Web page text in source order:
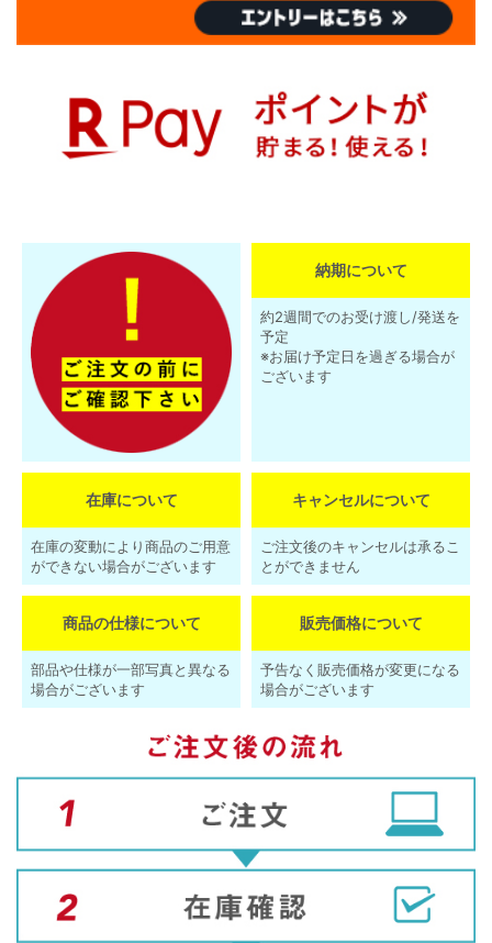
納期について
約2週間でのお受け渡し/発送を
予定
※お届け予定日を過ぎる場合が
ございます
在庫について
在庫の変動により商品のご用意
ができない場合がございます
キャンセルについて
ご注文後のキャンセルは承るこ
とができません
商品の仕様について
部品や仕様が一部写真と異なる
場合がございます
販売価格について
予告なく販売価格が変更になる
場合がございます